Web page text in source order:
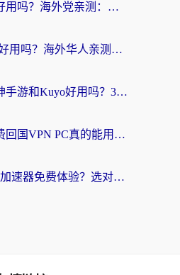
雷神手游和回国好用吗？海外党亲测：选对加速器才能无缝刷剧打游戏
Quickback和旋风好用吗？海外华人亲测：选对回国加速器才能无缝看央视5
海外党必看：雷神手游和Kuyo好用吗？3款回国加速器实测+避坑指南
海外党必看：免费回国VPN PC真的能用？附国内高速VPN选择全攻略
海外党必看：vpn加速器免费体验？选对回国加速器才能无缝刷国内剧玩国服